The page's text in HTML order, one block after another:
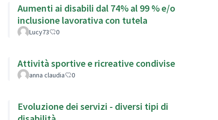
Aumenti ai disabili dal 74% al 99 % e/o
inclusione lavorativa con tutela
Lucy73 0
Attività sportive e ricreative condivise
anna claudia 0
Evoluzione dei servizi - diversi tipi di